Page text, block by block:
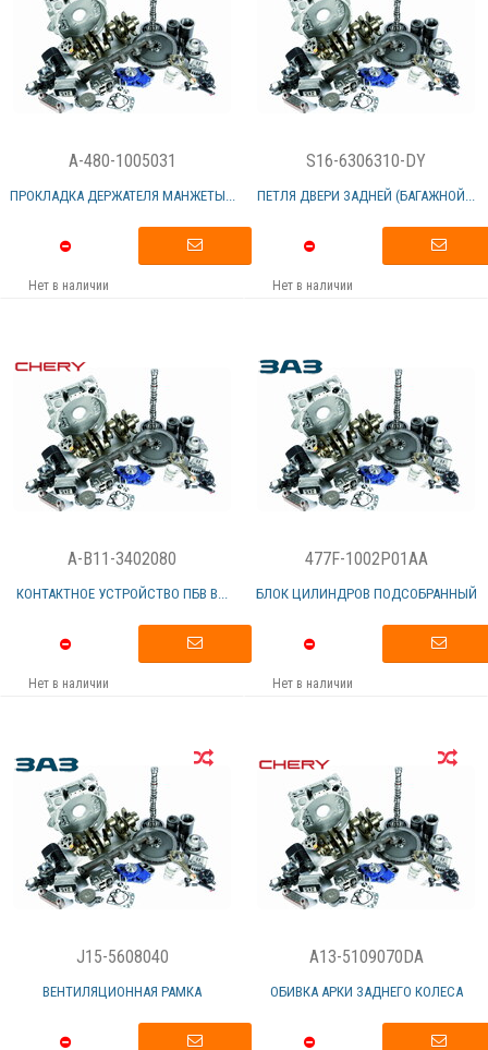
A-480-1005031
ПРОКЛАДКА ДЕРЖАТЕЛЯ МАНЖЕТЫ...
Нет в наличии
S16-6306310-DY
ПЕТЛЯ ДВЕРИ ЗАДНЕЙ (БАГАЖНОЙ...
Нет в наличии
A-B11-3402080
КОНТАКТНОЕ УСТРОЙСТВО ПБВ В...
Нет в наличии
477F-1002P01AA
БЛОК ЦИЛИНДРОВ ПОДСОБРАННЫЙ
Нет в наличии
J15-5608040
ВЕНТИЛЯЦИОННАЯ РАМКА
A13-5109070DA
ОБИВКА АРКИ ЗАДНЕГО КОЛЕСА